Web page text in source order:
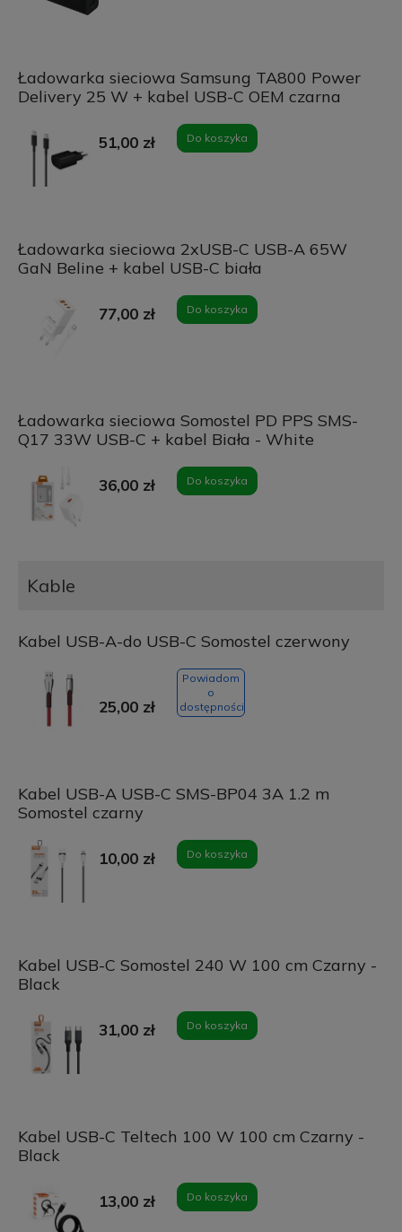
Ładowarka sieciowa Samsung TA800 Power
Delivery 25 W + kabel USB-C OEM czarna
51,00 zł Do koszyka
Ładowarka sieciowa 2xUSB-C USB-A 65W
GaN Beline + kabel USB-C biała
77,00 zł Do koszyka
Ładowarka sieciowa Somostel PD PPS SMS-
Q17 33W USB-C + kabel Biała - White
36,00 zł Do koszyka
Kable
Kabel USB-A-do USB-C Somostel czerwony
25,00 zł
Powiadom
o
dostępności
Kabel USB-A USB-C SMS-BP04 3A 1.2 m
Somostel czarny
10,00 zł Do koszyka
Kabel USB-C Somostel 240 W 100 cm Czarny -
Black
31,00 zł Do koszyka
Kabel USB-C Teltech 100 W 100 cm Czarny -
Black
13,00 zł Do koszyka